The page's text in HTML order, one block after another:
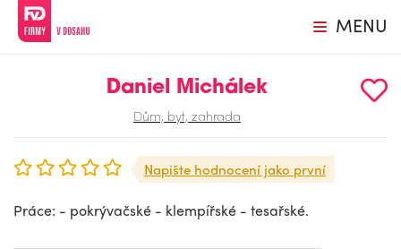
MENU
Daniel Michálek
Dům, byt, zahrada
Napište hodnocení jako první
Práce: - pokrývačské - klempířské - tesařské.